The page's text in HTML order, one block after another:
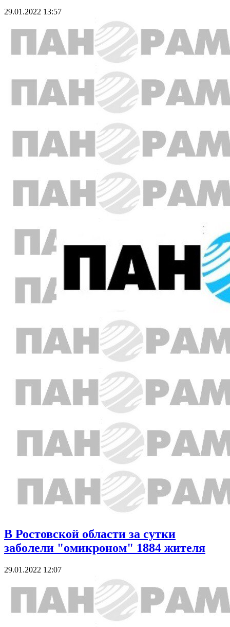
29.01.2022 13:57
В Ростовской области за сутки
заболели "омикроном" 1884 жителя
29.01.2022 12:07